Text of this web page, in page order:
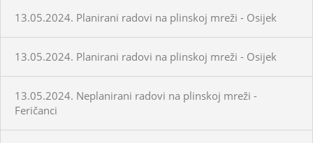
13.05.2024. Planirani radovi na plinskoj mreži - Osijek
13.05.2024. Planirani radovi na plinskoj mreži - Osijek
13.05.2024. Neplanirani radovi na plinskoj mreži -
Feričanci